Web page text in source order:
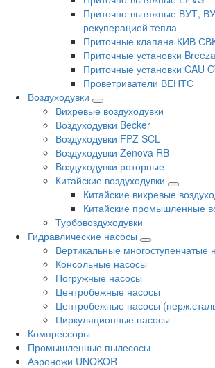
Приточно-вытяжные ВУТ,
рекуперацией тепла
Приточные клапана КИВ
Приточные установки
Приточные установки CAU
Проветриватели ВЕНТС
Воздуходувки
Вихревые воздуходувки
Воздуходувки Becker
Воздуходувки FPZ SCL
Воздуходувки Zenova RB
Воздуходувки роторные
Китайские воздуходувки
Китайские вихревые
Китайские промышленные
Турбовоздуходувки
Гидравлические насосы
Вертикальные многоступенчатые
Консольные насосы
Погружные насосы
Центробежные насосы
Центробежные насосы
Циркуляционные насосы
Компрессоры
Промышленные пылесосы
Аэроножи UNOKOR